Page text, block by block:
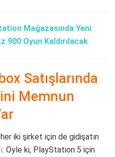
Mağazasında Yeni
900 Oyun Kaldırılacak
Satışlarında
Memnun
iki şirket için de gidişatın
. Öyle ki, PlayStation 5 için